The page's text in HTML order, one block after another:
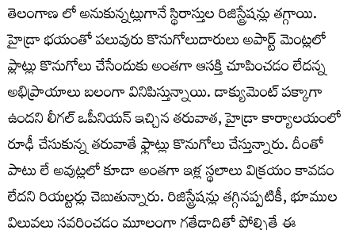
తెలంగాణ లో అనుకున్నట్లుగానే స్థిరాస్తుల రిజిస్ట్రేషన్లు తగ్గాయి.
హైడ్రా భయంతో పలువురు కొనుగోలుదారులు అపార్ట్ మెంట్లలో
ప్లాట్లు కొనుగోలు చేసేందుకు అంతగా ఆసక్తి చూపించడం లేదన్న
అభిప్రాయాలు బలంగా వినిపిస్తున్నాయి. డాక్యుమెంట్‌ పక్కాగా
ఉందని లీగల్ ఒపీనియన్‌ ఇచ్చిన తరువాత, హైడ్రా కార్యాలయంలో
రూఢీ చేసుకున్న తరువాతే ఫ్లాట్లు కొనుగోలు చేస్తున్నారు. దీంతో
పాటు లే అవుట్లలో కూడా అంతగా ఇళ్ల స్థలాలు విక్రయం కావడం
లేదని రియల్టర్లు చెబుతున్నారు. రిజిస్ట్రేషన్లు తగ్గినప్పటికీ, భూముల